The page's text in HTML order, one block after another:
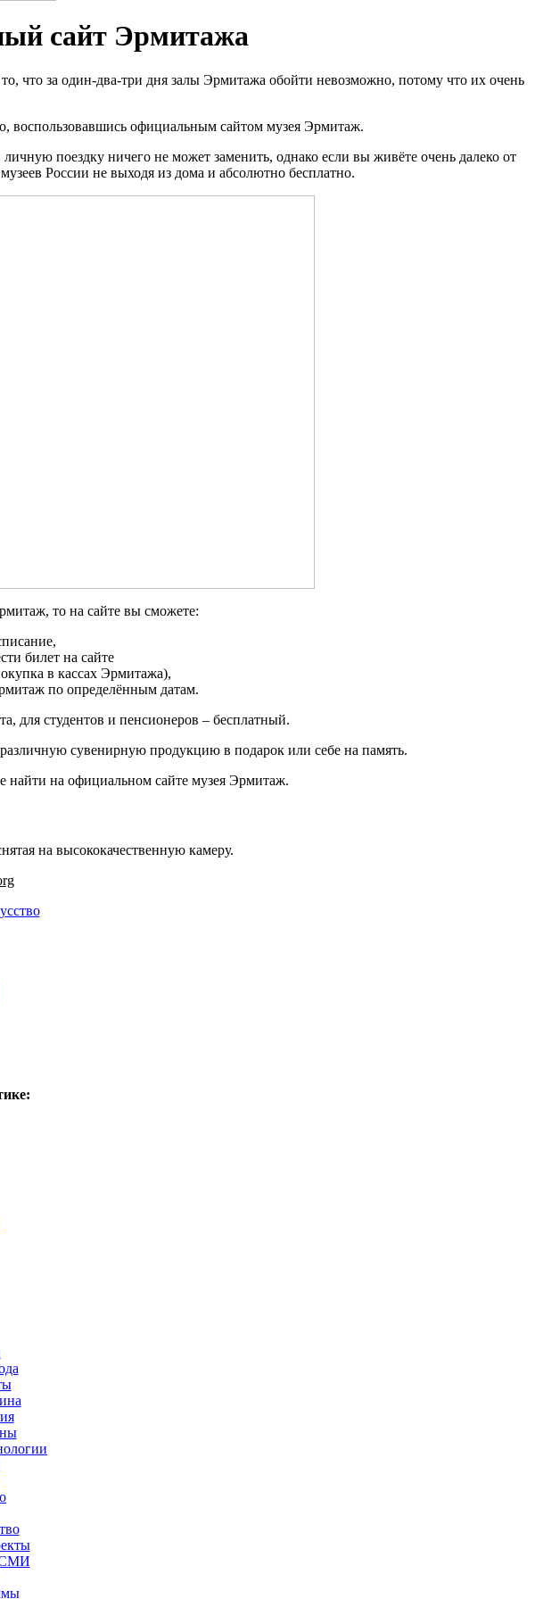
сайт Эрмитажа
что за один-два-три дня залы Эрмитажа обойти невозможно, потому что их очень
воспользовавшись официальным сайтом музея Эрмитаж.
поездку ничего не может заменить, однако если вы живёте очень далеко от
России не выходя из дома и абсолютно бесплатно.
то на сайте вы сможете:
билет на сайте
в кассах Эрмитажа),
по определённым датам.
для студентов и пенсионеров – бесплатный.
сувенирную продукцию в подарок или себе на память.
найти на официальном сайте музея Эрмитаж.
на высококачественную камеру.
СМИ